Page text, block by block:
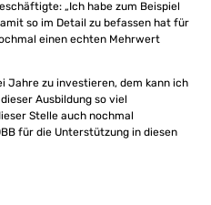
„Ich habe zum Beispiel
so im Detail zu befassen hat für
einen echten Mehrwert
Jahre zu investieren, dem kann ich
Ausbildung so viel
Stelle auch nochmal
für die Unterstützung in diesen